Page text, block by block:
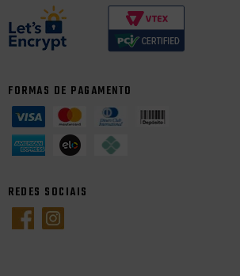
FORMAS DE PAGAMENTO
REDES SOCIAIS